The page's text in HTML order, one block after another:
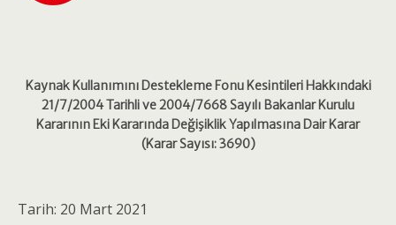
Kaynak Kullanımını Destekleme Fonu Kesintileri Hakkındaki
21/7/2004 Tarihli ve 2004/7668 Sayılı Bakanlar Kurulu
Kararının Eki Kararında Değişiklik Yapılmasına Dair Karar
(Karar Sayısı: 3690)
Tarih: 20 Mart 2021